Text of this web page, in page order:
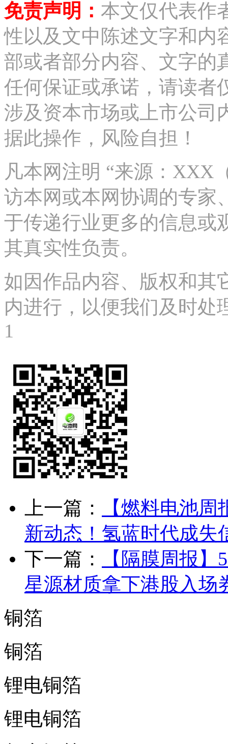
免责声明： 本文仅代表作
性以及文中陈述文字和内
部或者部分内容、文字的
任何保证或承诺，请读者
涉及资本市场或上市公司
据此操作，风险自担！
凡本网注明 “来源：XXX
访本网或本网协调的专家
于传递行业更多的信息或
其真实性负责。
如因作品内容、版权和其
内进行，以便我们及时处
1
上一篇：
【燃料电池
新动态！氢蓝时代成失
下一篇：
【隔膜周报
星源材质拿下港股入场
铜箔
铜箔
锂电铜箔
锂电铜箔